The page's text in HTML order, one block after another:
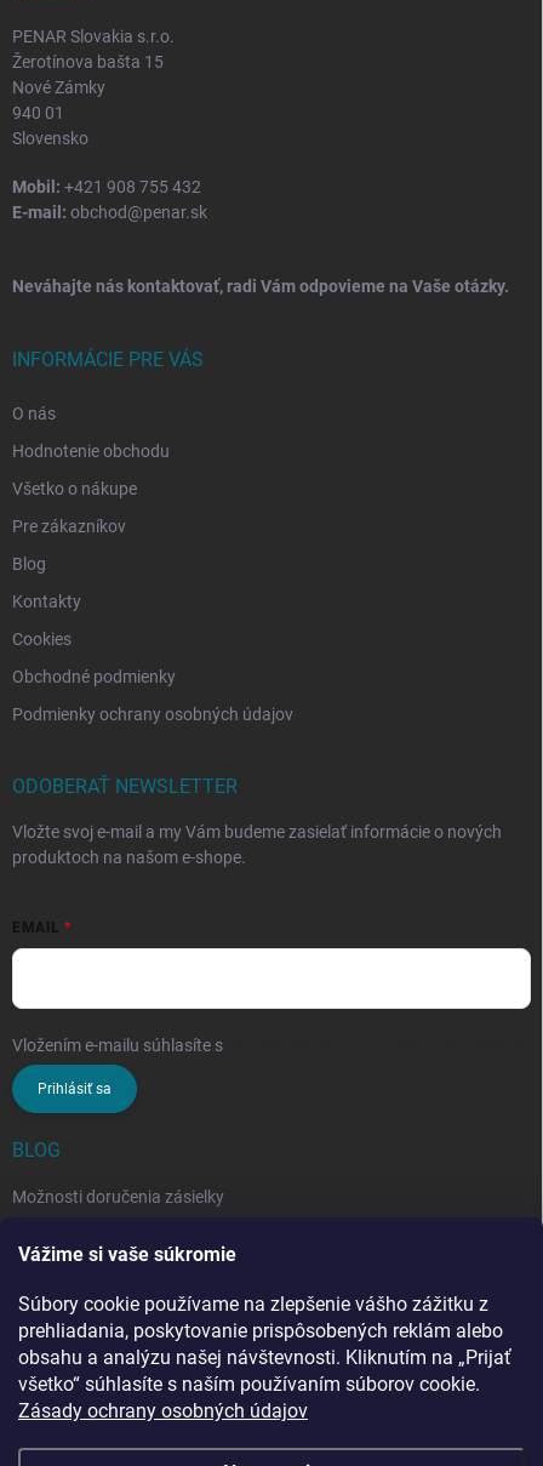
Vážime si vaše súkromie
Súbory cookie používame na zlepšenie vášho zážitku z
prehliadania, poskytovanie prispôsobených reklám alebo
obsahu a analýzu našej návštevnosti. Kliknutím na „Prijať
všetko“ súhlasíte s naším používaním súborov cookie.
Zásady ochrany osobných údajov
PENAR Slovakia s.r.o.
Žerotínova bašta 15
Nové Zámky
940 01
Slovensko
Mobil: +421 908 755 432
E-mail: obchod@penar.sk
Neváhajte nás kontaktovať, radi Vám odpovieme na Vaše otázky.
INFORMÁCIE PRE VÁS
O nás
Hodnotenie obchodu
Všetko o nákupe
Pre zákazníkov
Blog
Kontakty
Cookies
Obchodné podmienky
Podmienky ochrany osobných údajov
ODOBERAŤ NEWSLETTER
Vložte svoj e-mail a my Vám budeme zasielať informácie o nových
produktoch na našom e-shope.
EMAIL
Vložením e-mailu súhlasíte s
Prihlásiť sa
BLOG
Možnosti doručenia zásielky
vybrať?
Stropný sušiak bielizne na balkón: prečo si ho zvoliť? Týchto 7
benefitov si budete chváliť